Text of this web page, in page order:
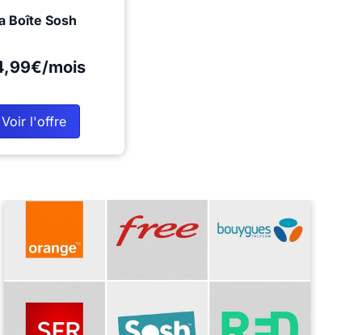
Boîte Sosh
mois
Voir l'offre